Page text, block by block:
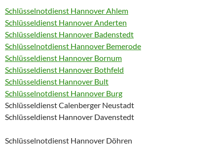
Schlüsselnotdienst Hannover Ahlem
Schlüsseldienst Hannover Anderten
Schlüsseldienst Hannover Badenstedt
Schlüsselnotdienst Hannover Bemerode
Schlüsseldienst Hannover Bornum
Schlüsseldienst Hannover Bothfeld
Schlüsseldienst Hannover Bult
Schlüsselnotdienst Hannover Burg
Schlüsseldienst Calenberger Neustadt
Schlüsseldienst Hannover Davenstedt
Schlüsselnotdienst Hannover Döhren